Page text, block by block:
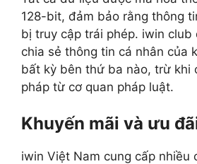
128-bit, đảm bảo rằng thông
bị truy cập trái phép. iwin club
chia sẻ thông tin cá nhân của
bất kỳ bên thứ ba nào, trừ khi
pháp từ cơ quan pháp luật.
Khuyến mãi và ưu
iwin Việt Nam cung cấp nhiều